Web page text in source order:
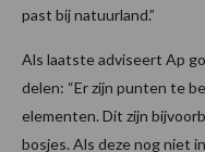
past bij natuurland.”
Als laatste adviseert Ap
delen: “Er zijn punten te
elementen. Dit zijn
bosjes. Als deze nog niet